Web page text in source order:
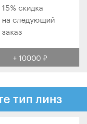
15% скидка
на следующий
заказ
+ 10000 ₽
тип линз